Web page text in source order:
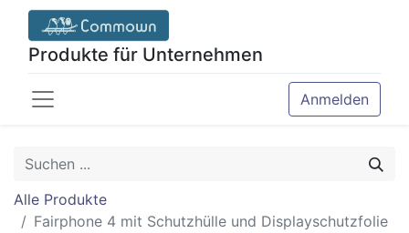
Produkte für Unternehmen
Anmelden
Alle Produkte
Fairphone 4 mit Schutzhülle und Displayschutzfolie